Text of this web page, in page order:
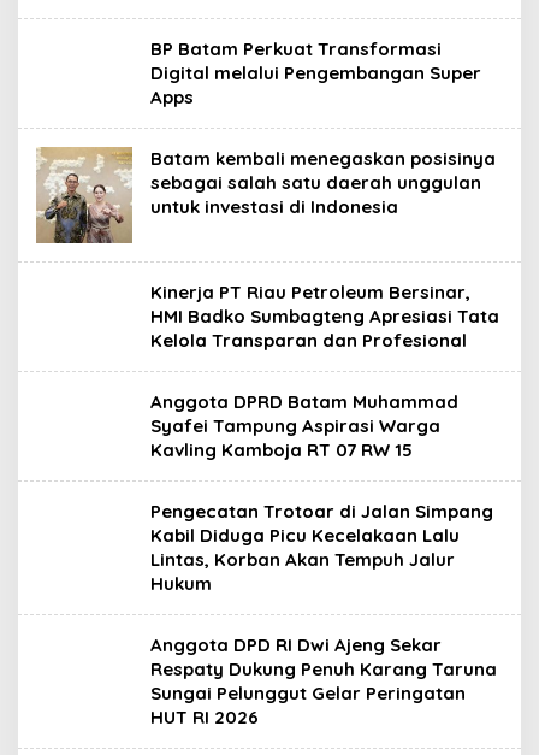
BP Batam Perkuat Transformasi
Digital melalui Pengembangan Super
Apps
Batam kembali menegaskan posisinya
sebagai salah satu daerah unggulan
untuk investasi di Indonesia
Kinerja PT Riau Petroleum Bersinar,
HMI Badko Sumbagteng Apresiasi Tata
Kelola Transparan dan Profesional
Anggota DPRD Batam Muhammad
Syafei Tampung Aspirasi Warga
Kavling Kamboja RT 07 RW 15
Pengecatan Trotoar di Jalan Simpang
Kabil Diduga Picu Kecelakaan Lalu
Lintas, Korban Akan Tempuh Jalur
Hukum
Anggota DPD RI Dwi Ajeng Sekar
Respaty Dukung Penuh Karang Taruna
Sungai Pelunggut Gelar Peringatan
HUT RI 2026